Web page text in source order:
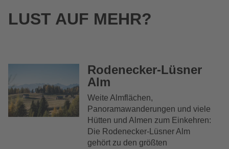
LUST AUF MEHR?
Rodenecker-Lüsner
Alm
Weite Almflächen,
Panoramawanderungen und viele
Hütten und Almen zum Einkehren:
Die Rodenecker-Lüsner Alm
gehört zu den größten